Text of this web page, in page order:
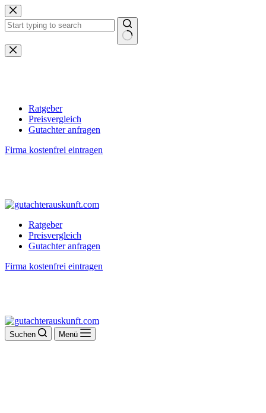
Zum
Inhalt
springen
Keine
Ergebnisse
Ratgeber
Preisvergleich
Gutachter anfragen
Firma kostenfrei eintragen
Ratgeber
Preisvergleich
Gutachter anfragen
Firma kostenfrei eintragen
Suchen Menü